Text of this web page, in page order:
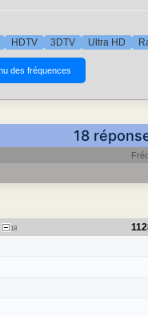
HDTV 3DTV Ultra HD
18
18